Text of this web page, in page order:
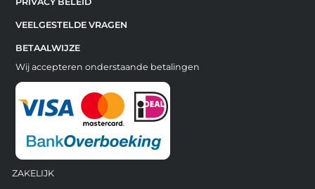
VEELGESTELDE VRAGEN
BETAALWIJZE
Wij accepteren onderstaande betalingen
ZAKELIJK